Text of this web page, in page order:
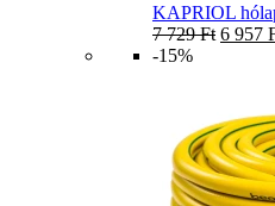
KAPRIOL
7 729Ft 6 957
-15%